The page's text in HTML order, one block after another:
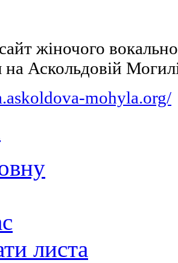
жіночого
Аскольдовій
mohyla.org/
листа